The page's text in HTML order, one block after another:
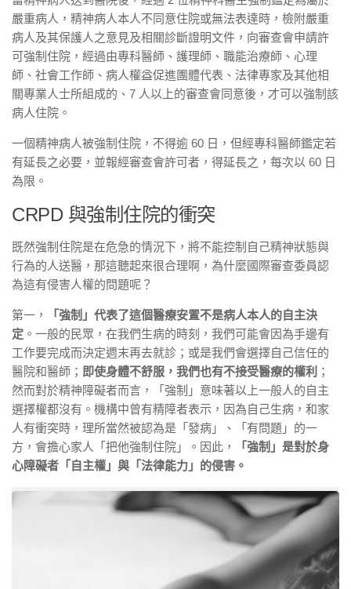
嚴重病人，精神病人本人不同意住院或無法表達時，檢附嚴重
病人及其保護人之意見及相關診斷證明文件，向審查會申請許
可強制住院，經過由專科醫師、護理師、職能治療師、心理
師、社會工作師、病人權益促進團體代表、法律專家及其他相
關專業人士所組成的、7 人以上的審查會同意後，才可以強制該
病人住院。
一個精神病人被強制住院，不得逾 60 日，但經專科醫師鑑定若
有延長之必要，並報經審查會許可者，得延長之，每次以 60 日
為限。
CRPD 與強制住院的衝突
既然強制住院是在危急的情況下，將不能控制自己精神狀態與
行為的人送醫，那這聽起來很合理啊，為什麼國際審查委員認
為這有侵害人權的問題呢？
第一，
「強制」代表了這個醫療安置不是病人本人的自主決
定 。一般的民眾，在我們生病的時刻，我們可能會因為手邊有
工作要完成而決定週末再去就診；或是我們會選擇自己信任的
醫院和醫師； 即使身體不舒服，我們也有不接受醫療的權利 ；
然而對於精神障礙者而言，「強制」意味著以上一般人的自主
選擇權都沒有。機構中曾有精障者表示，因為自己生病，和家
人有衝突時，理所當然被認為是「發病」、「有問題」的一
方，會擔心家人「把他強制住院」。因此，
「強制」是對於身
心障礙者「自主權」與「法律能力」的侵害。